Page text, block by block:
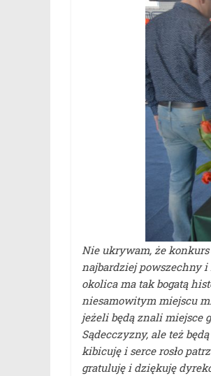
Nie ukrywam, że konkurs
najbardziej powszechny i
okolica ma tak bogatą
niesamowitym miejscu
jeżeli będą znali miejsce
Sądecczyzny, ale też
kibicuję i serce rosło
gratuluję i dziękuję